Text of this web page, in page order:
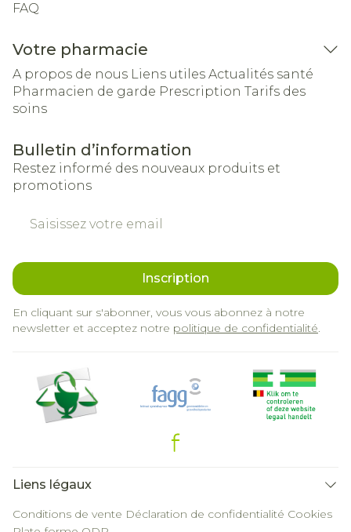
FAQ
Votre pharmacie
A propos de nous Liens utiles Actualités santé
Pharmacien de garde Prescription Tarifs des
soins
Bulletin d’information
Restez informé des nouveaux produits et
promotions
Inscription
En cliquant sur s'abonner, vous vous abonnez à notre
newsletter et acceptez notre politique de confidentialité.
Liens légaux
Conditions de vente Déclaration de confidentialité Cookies